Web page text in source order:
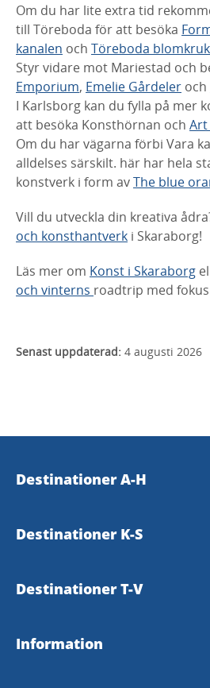
Om du har lite extra tid
till Töreboda för att besöka
kanalen och Töreboda
Styr vidare mot Mariestad och
Emporium, Emelie Gårdeler och
I Karlsborg kan du fylla på mer
att besöka Konsthörnan och Art
Om du har vägarna förbi Vara
alldelses särskilt. här har hela
konstverk i form avThe blue
Vill du utveckla din kreativa
och konsthantverk i Skaraborg!
Läs mer om Konst i Skaraborg
och vinterns roadtrip med
Senast uppdaterad: 4 augusti 2026
Destinationer A-H
Essunga
Gullspång
Destinationer K-S
Karlsborg
Destinationer T-V
Tibro
Information